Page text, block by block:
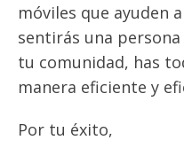
móviles que ayuden
sentirás una
tu comunidad, has
manera eficiente y
Por tu éxito,